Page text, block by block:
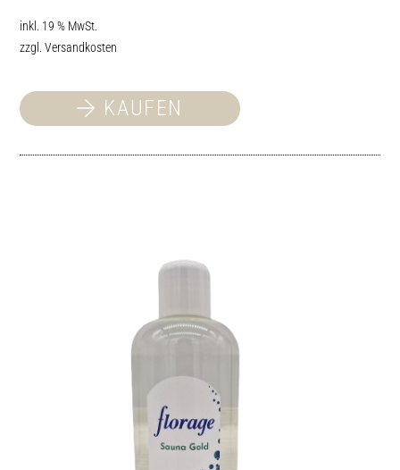
inkl. 19 % MwSt.
zzgl.Versandkosten
KAUFEN